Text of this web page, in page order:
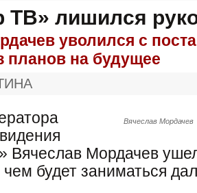
ТВ» лишился
уволился с
планов на будущее
Вячеслав Мордачев
Вячеслав Мордачев
чем будет заниматься